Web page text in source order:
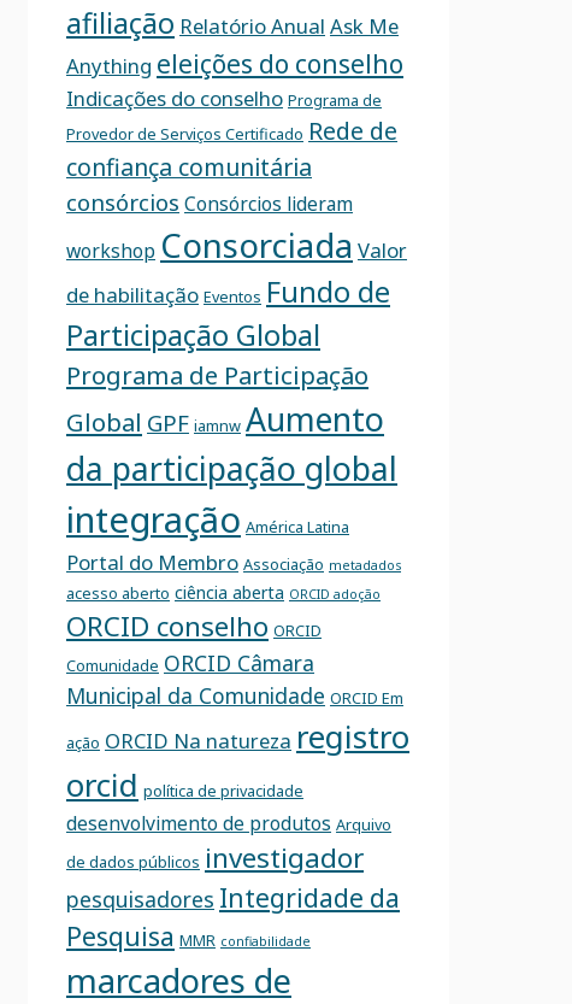
afiliação Relatório Anual Ask Me
Anything eleições do conselho
Indicações do conselho Programa de
Provedor de Serviços Certificado Rede de
confiança comunitária
consórcios Consórcios lideram
workshop Consorciada Valor
de habilitação Eventos Fundo de
Participação Global
Programa de Participação
Global GPF iamnw Aumento
da participação global
integração América Latina
Portal do Membro Associação metadados
acesso aberto ciência aberta ORCID adoção
ORCID conselho ORCID
Comunidade ORCID Câmara
Municipal da Comunidade ORCID Em
ação ORCID Na natureza registro
orcid política de privacidade
desenvolvimento de produtos Arquivo
de dados públicos investigador
pesquisadores Integridade da
Pesquisa MMR confiabilidade
marcadores de